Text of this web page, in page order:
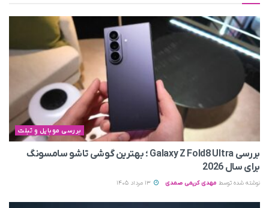
بررسی موبایل و تبلت
بررسی Galaxy Z Fold8 Ultra ؛ بهترین گوشی تاشو سامسونگ
برای سال 2026
نوشته شده توسط مهدی کریمی صمدی